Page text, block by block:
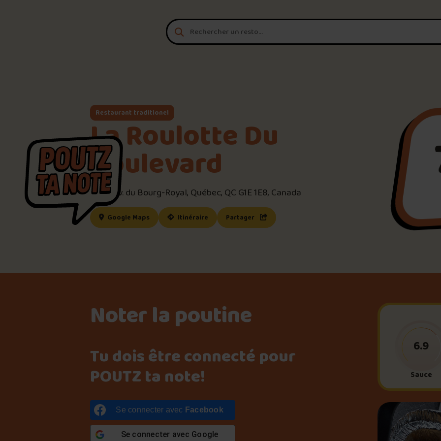
T'es un vrai
Connecte-toipour POUTZ ta
Trouve une POUTZ sur la
Palmarès des meilleures
Le palmarès d’Olivier
Foire aux questions
Me connecter
Restaurant traditionel
La Roulotte Du
Boulevard
2505 Av. du Bourg-Royal, Québec, QC G1E 1E8, Canada
Google Maps (ce lien s’ouvrira dans une nouvelle fenêtre)
Itinéraire (ce lien s’ouvrira dans une nouvelle fenêtre)
Partager
Noter la poutine
Tu dois être connecté pour
POUTZ ta note!
Se connecter avec Facebook
Se connecter avec Google
Sauce
6.9